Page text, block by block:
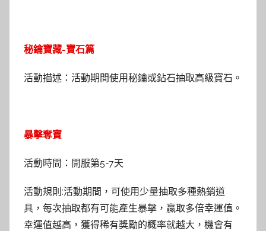
秘鑰寶藏-寶石篇
活動描述：活動期間使用秘鑰或鉆石抽取高級寶石。
暴擊奪寶
活動時間：開服第5-7天
活動規則:活動期間，可使用少量抽取多種熱銷道
具，每次抽取都有可能產生暴擊，贏取多倍幸運值。
幸運值越高，獲得稀有獎勵的概率就越大，機會有